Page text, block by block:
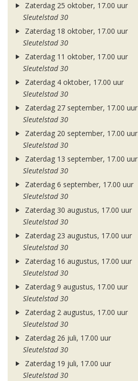
Zaterdag 25 oktober, 17.00 uur
Sleutelstad 30
Zaterdag 18 oktober, 17.00 uur
Sleutelstad 30
Zaterdag 11 oktober, 17.00 uur
Sleutelstad 30
Zaterdag 4 oktober, 17.00 uur
Sleutelstad 30
Zaterdag 27 september, 17.00 uur
Sleutelstad 30
Zaterdag 20 september, 17.00 uur
Sleutelstad 30
Zaterdag 13 september, 17.00 uur
Sleutelstad 30
Zaterdag 6 september, 17.00 uur
Sleutelstad 30
Zaterdag 30 augustus, 17.00 uur
Sleutelstad 30
Zaterdag 23 augustus, 17.00 uur
Sleutelstad 30
Zaterdag 16 augustus, 17.00 uur
Sleutelstad 30
Zaterdag 9 augustus, 17.00 uur
Sleutelstad 30
Zaterdag 2 augustus, 17.00 uur
Sleutelstad 30
Zaterdag 26 juli, 17.00 uur
Sleutelstad 30
Zaterdag 19 juli, 17.00 uur
Sleutelstad 30